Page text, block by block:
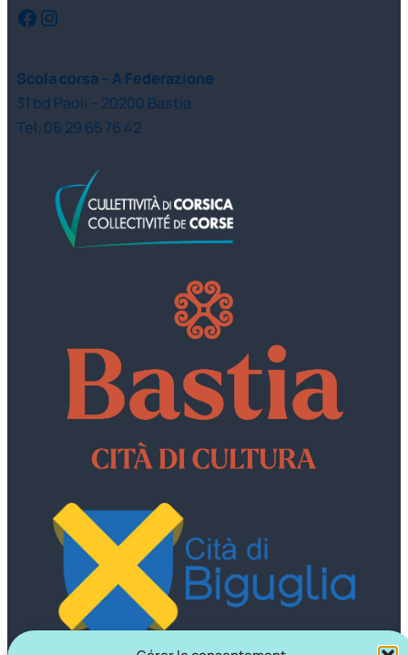
Facebook Instagram
Scola corsa – A Federazione
31 bd Paoli – 20200 Bastia
Tel. 06 29 65 76 42